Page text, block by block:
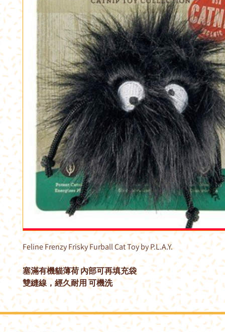
Feline Frenzy Frisky Furball Cat Toy by P.L.A.Y.
塞滿有機貓薄荷 內部可再填充袋
雙縫線，經久耐用 可機洗